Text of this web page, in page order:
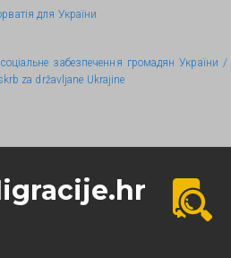
для України
забезпечення громадян України /
za državljane Ukrajine